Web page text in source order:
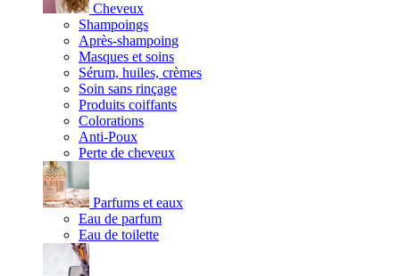
Cheveux
Shampoings
Après-shampoing
Masques et soins
Sérum, huiles, crèmes
Soin sans rinçage
Produits coiffants
Colorations
Anti-Poux
Perte de cheveux
Parfums et eaux
Eau de parfum
Eau de toilette